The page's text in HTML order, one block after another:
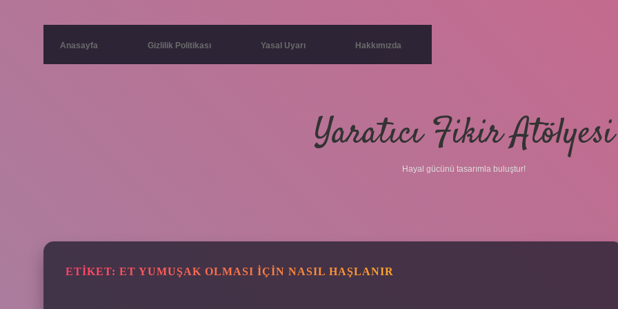
Anasayfa Gizlilik Politikası Yasal Uyarı Hakkımızda
Yaratıcı Fikir Atölyesi
Hayal gücünü tasarımla buluştur!
ETIKET: ET YUMUŞAK OLMASI IÇIN NASIL HAŞLANIR